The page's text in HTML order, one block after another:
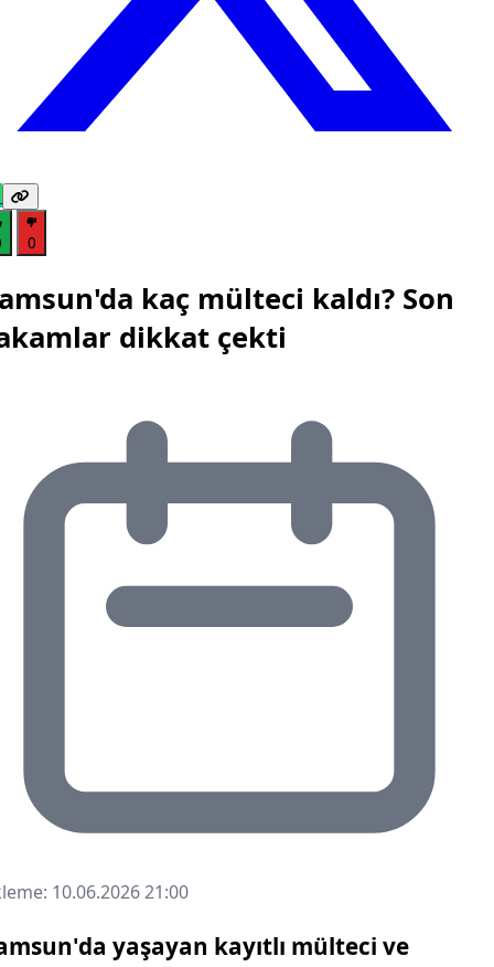
0
kaç mülteci kaldı? Son
dikkat çekti
10.06.2026 21:00
yaşayan kayıtlı mülteci ve